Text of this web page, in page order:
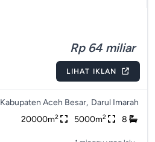
Rp 64 miliar
LIHAT IKLAN
Kabupaten Aceh Besar, Darul Imarah
20000m2 5000m2 8